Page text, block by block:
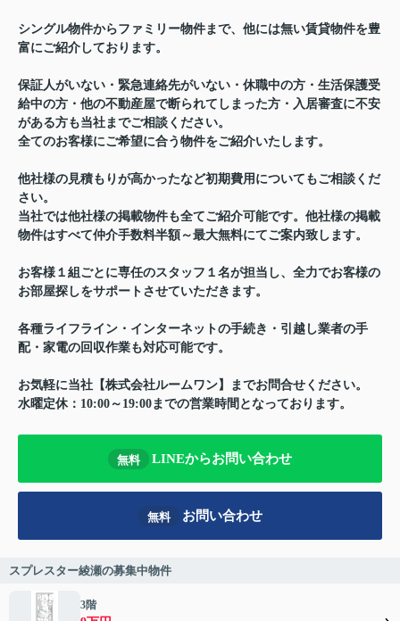
シングル物件からファミリー物件まで、他には無い賃貸物件を豊
富にご紹介しております。
保証人がいない・緊急連絡先がいない・休職中の方・生活保護受
給中の方・他の不動産屋で断られてしまった方・入居審査に不安
がある方も当社までご相談ください。
全てのお客様にご希望に合う物件をご紹介いたします。
他社様の見積もりが高かったなど初期費用についてもご相談くだ
さい。
当社では他社様の掲載物件も全てご紹介可能です。他社様の掲載
物件はすべて仲介手数料半額～最大無料にてご案内致します。
お客様１組ごとに専任のスタッフ１名が担当し、全力でお客様の
お部屋探しをサポートさせていただきます。
各種ライフライン・インターネットの手続き・引越し業者の手
配・家電の回収作業も対応可能です。
お気軽に当社【株式会社ルームワン】までお問合せください。
水曜定休：10:00～19:00までの営業時間となっております。
無料 LINEからお問い合わせ
無料 お問い合わせ
スプレスター綾瀬の募集中物件
3階